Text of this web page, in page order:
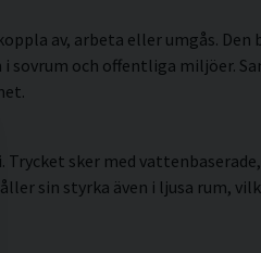
av, arbeta eller umgås. Den
sovrum och offentliga miljöer.
sker med
sin styrka även i ljusa rum,